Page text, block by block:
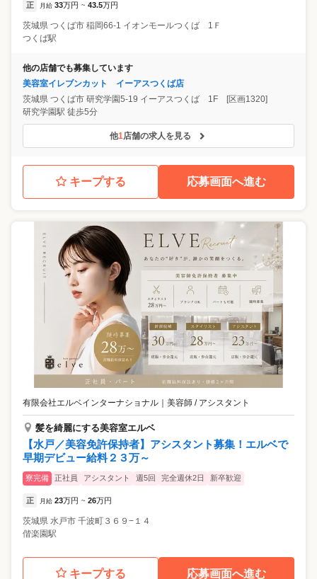
正 月給 33万円 ~ 43.5万円
茨城県 つくば市 稲岡66-1 イオンモールつくば 1Ｆ
つくば駅
他の店舗でも募集しています
美容室イレブンカット イーアスつくば店
茨城県 つくば市 研究学園5-19 イーアスつくば 1F [区画1320]
研究学園駅 徒歩5分
他1店舗の求人を見る
キープする 応募画面へ進む
有限会社エルベインターナショナル ｜ 美容師 / アシスタント
髪を綺麗にする美容室エルベ
【水戸／美容免許保持者】アシスタント募集！エルベで
早期デビュー給料２３万～
寮完備 正社員 アシスタント 週5回 完全週休2日 新卒歓迎
正 月給 23万円 ~ 26万円
茨城県 水戸市 千波町３６９−１４
偕楽園駅
キープする 応募画面へ進む